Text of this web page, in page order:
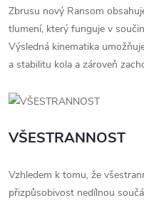
Zbrusu nový Ransom
tlumení, který funguje v
Výsledná kinematika
a stabilitu kola a zároveň
VŠESTRANNOST
Vzhledem k tomu, že
přizpůsobivost nedílnou